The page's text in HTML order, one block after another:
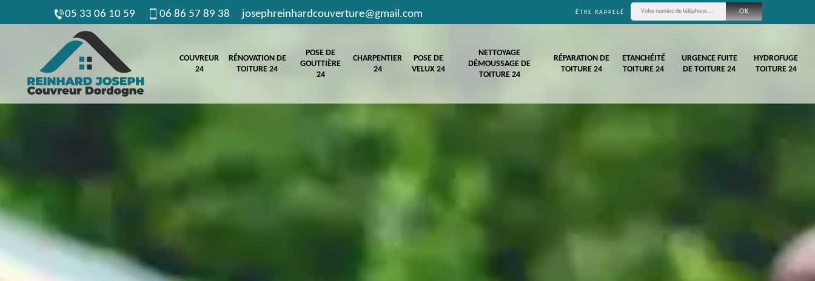
05 33 06 10 59 06 86 57 89 38 josephreinhardcouverture@gmail.com ÊTRE RAPPELÉ
COUVREUR
24
RÉNOVATION DE
TOITURE 24
POSE DE
GOUTTIÈRE
24
CHARPENTIER
24
POSE DE
VELUX 24
NETTOYAGE
DÉMOUSSAGE DE
TOITURE 24
RÉPARATION DE
TOITURE 24
ETANCHÉITÉ
TOITURE 24
URGENCE FUITE
DE TOITURE 24
HYDROFUGE
TOITURE 24